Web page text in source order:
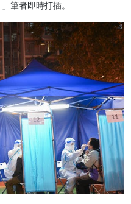
筆者即時打插。